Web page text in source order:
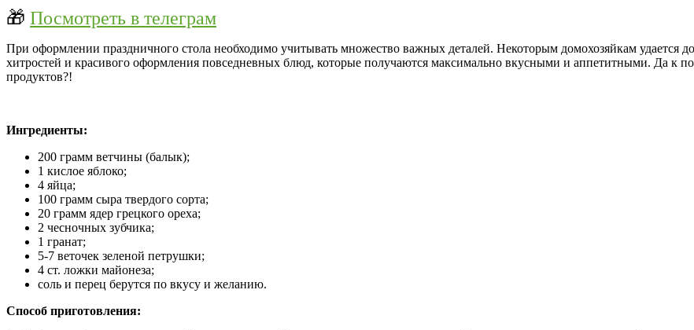
🎁 Посмотреть в телеграм
При оформлении праздничного стола необходимо учитывать множество важных деталей. Некоторым домохозяйкам удается
хитростей и красивого оформления повседневных блюд, которые получаются максимально вкусными и аппетитными. Да к
продуктов?!
Ингредиенты:
200 грамм ветчины (балык);
1 кислое яблоко;
4 яйца;
100 грамм сыра твердого сорта;
20 грамм ядер грецкого ореха;
2 чесночных зубчика;
1 гранат;
5-7 веточек зеленой петрушки;
4 ст. ложки майонеза;
соль и перец берутся по вкусу и желанию.
Способ приготовления: